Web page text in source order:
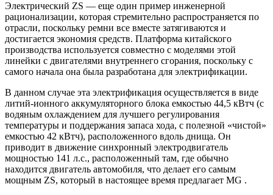
Электрический ZS — еще один пример инженерной
рационализации, которая стремительно распространяется по
отрасли, поскольку ремни все вместе затягиваются и
достигается экономия средств. Платформа китайского
производства используется совместно с моделями этой
линейки с двигателями внутреннего сгорания, поскольку с
самого начала она была разработана для электрификации.
В данном случае эта электрификация осуществляется в виде
литий-ионного аккумуляторного блока емкостью 44,5 кВтч (с
водяным охлаждением для лучшего регулирования
температуры и поддержания запаса хода, с полезной «чистой»
емкостью 42 кВтч), расположенного вдоль днища. Он
приводит в движение синхронный электродвигатель
мощностью 141 л.с., расположенный там, где обычно
находится двигатель автомобиля, что делает его самым
мощным ZS, который в настоящее время предлагает MG .